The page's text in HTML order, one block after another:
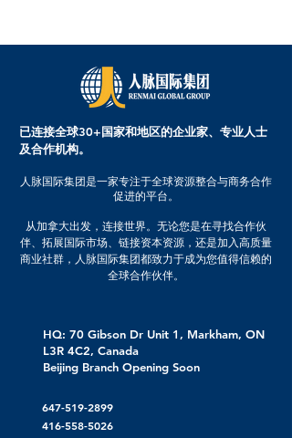
已连接全球30+国家和地区的企业家、专业人士
及合作机构。
人脉国际集团是一家专注于全球资源整合与商务合作
促进的平台。
从加拿大出发，连接世界。无论您是在寻找合作伙
伴、拓展国际市场、链接资本资源，还是加入高质量
商业社群，人脉国际集团都致力于成为您值得信赖的
全球合作伙伴。
HQ: 70 Gibson Dr Unit 1, Markham, ON
L3R 4C2, Canada
Beijing Branch Opening Soon
647-519-2899
416-558-5026